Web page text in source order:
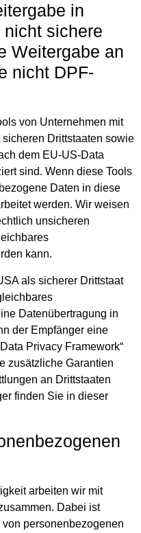
in
sichere
Weitergabe an
nicht DPF-
von Unternehmen mit
Drittstaaten sowie
dem EU-US-Data
sind. Wenn diese Tools
Daten in diese
werden. Wir weisen
unsicheren
kann.
als sicherer Drittstaat
Datenübertragung in
der Empfänger eine
Privacy Framework“
zusätzliche Garantien
an Drittstaaten
finden Sie in dieser
arbeiten wir mit
Dabei ist
personenbezogenen